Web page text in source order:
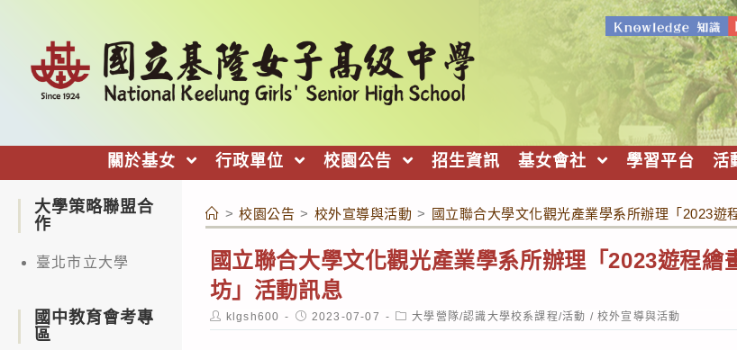
關於基女 行政單位 校園公告 招生資訊 基女會社 學習平台 活
> 校園公告 > 校外宣導與活動 > 國立聯合大學文化觀光產業學系所辦理「2023遊
國立聯合大學文化觀光產業學系所辦理「2023遊程
坊」活動訊息
Post
author:
klgsh600
Post
published:
2023-07-07
Post
category:
大學營隊/認識大學校系課程/活動 / 校外宣導與活動
大學策略聯盟合
作
臺北市立大學
國中教育會考專
區